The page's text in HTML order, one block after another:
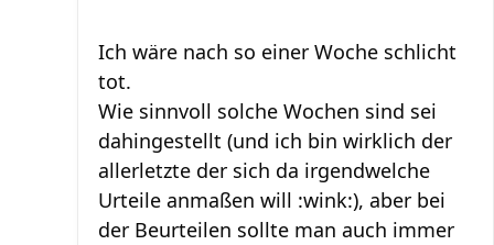
Ich wäre nach so einer Woche schlicht
tot.
Wie sinnvoll solche Wochen sind sei
dahingestellt (und ich bin wirklich der
allerletzte der sich da irgendwelche
Urteile anmaßen will :wink:), aber bei
der Beurteilen sollte man auch immer